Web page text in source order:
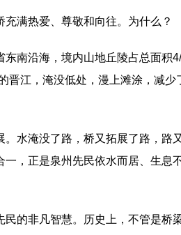
满热爱、尊敬和向往。为什么？
南沿海，境内山地丘陵占总面积
晋江，淹没低处，漫上滩涂，减少
水淹没了路，桥又拓展了路，路
，正是泉州先民依水而居、生息
的非凡智慧。历史上，不管是桥